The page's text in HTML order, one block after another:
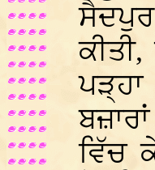
ਵਿੱਚ